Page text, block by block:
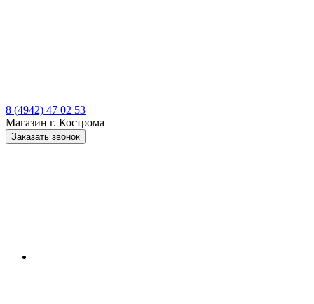
8 (4942) 47 02 53
Магазин г. Кострома
Заказать звонок